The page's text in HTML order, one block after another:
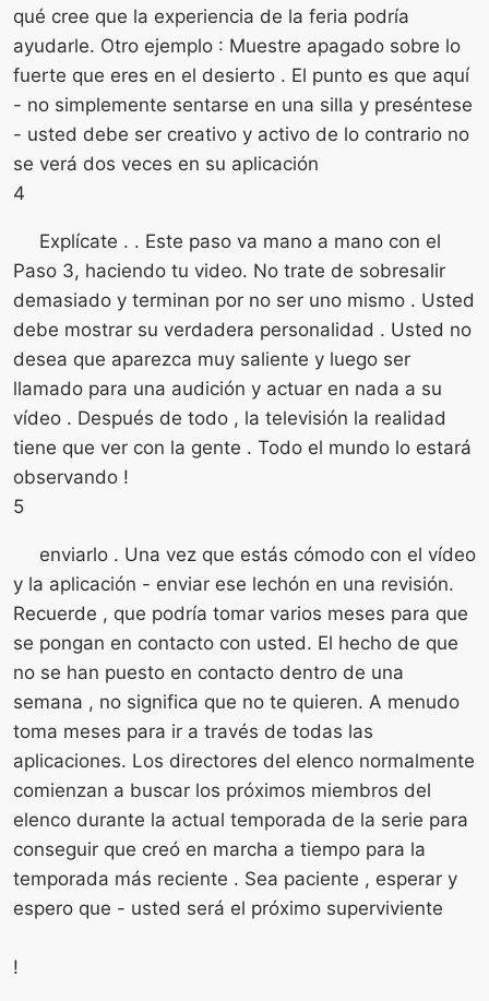
qué cree que la experiencia de la feria podría
ayudarle. Otro ejemplo : Muestre apagado sobre lo
fuerte que eres en el desierto . El punto es que aquí
- no simplemente sentarse en una silla y preséntese
- usted debe ser creativo y activo de lo contrario no
se verá dos veces en su aplicación
4
Explícate . . Este paso va mano a mano con el
Paso 3, haciendo tu video. No trate de sobresalir
demasiado y terminan por no ser uno mismo . Usted
debe mostrar su verdadera personalidad . Usted no
desea que aparezca muy saliente y luego ser
llamado para una audición y actuar en nada a su
vídeo . Después de todo , la televisión la realidad
tiene que ver con la gente . Todo el mundo lo estará
observando !
5
enviarlo . Una vez que estás cómodo con el vídeo
y la aplicación - enviar ese lechón en una revisión.
Recuerde , que podría tomar varios meses para que
se pongan en contacto con usted. El hecho de que
no se han puesto en contacto dentro de una
semana , no significa que no te quieren. A menudo
toma meses para ir a través de todas las
aplicaciones. Los directores del elenco normalmente
comienzan a buscar los próximos miembros del
elenco durante la actual temporada de la serie para
conseguir que creó en marcha a tiempo para la
temporada más reciente . Sea paciente , esperar y
espero que - usted será el próximo superviviente
!